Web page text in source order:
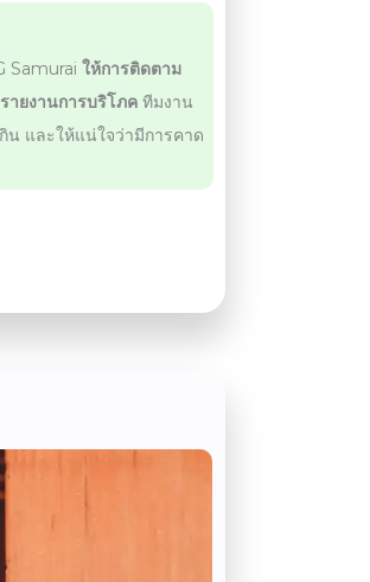
Samurai ให้การติดตาม
ายงานการบริโภค ทีมงาน
และให้แน่ใจว่ามีการคาด